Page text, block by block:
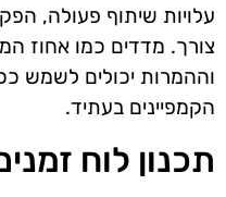
עלויות שיתוף פעולה,
צורך. מדדים כמו אחוז
וההמרות יכולים לשמש
הקמפיינים בעתיד.
תכנון לוח